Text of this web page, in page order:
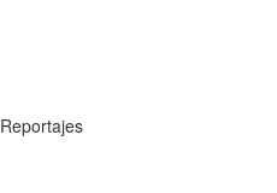
Reportajes